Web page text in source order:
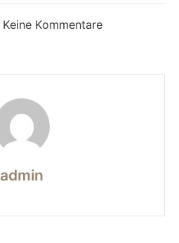
Keine Kommentarezu
admin